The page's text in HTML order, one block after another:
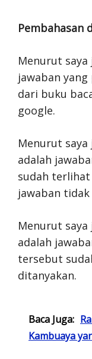
Pembahasan
Menurut saya
jawaban
dari buku
google.
Menurut saya
adalah
sudah
jawaban
Menurut saya
adalah
tersebut
ditanyakan.
Baca Juga:
Kambuaya